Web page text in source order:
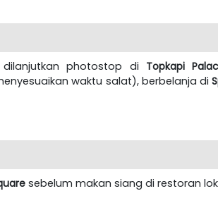
photostop di Topkapi
waktu salat), berbelanja di
sebelum makan siang di restoran